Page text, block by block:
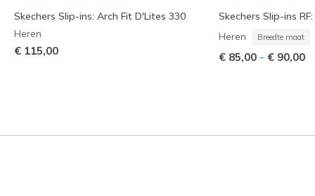
Skechers Slip-ins: Arch Fit D'Lites 330
Heren
€ 115,00
Skechers Slip-ins
Heren Breedte maat
€ 85,00 - € 90,00